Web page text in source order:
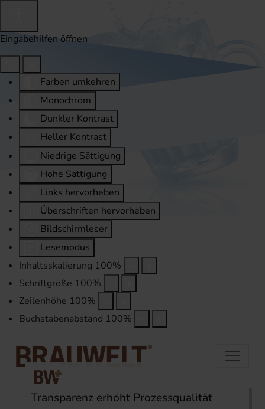
Eingabehilfen öffnen
Farben umkehren
Monochrom
Dunkler Kontrast
Heller Kontrast
Niedrige Sättigung
Hohe Sättigung
Links hervorheben
Überschriften hervorheben
Bildschirmleser
Lesemodus
Inhaltsskalierung 100%
Schriftgröße 100%
Zeilenhöhe 100%
Buchstabenabstand 100%
Startseite Themen Qualitätssicherung
Transparenz erhöht Prozessqualität